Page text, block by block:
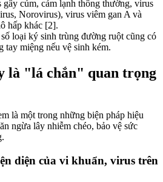
gây cúm, cảm lạnh thông thường, virus
Norovirus), virus viêm gan A và
hấp khác [2].
loại ký sinh trùng đường ruột cũng có
tay miệng nếu vệ sinh kém.
là "lá chắn" quan trọng
là một trong những biện pháp hiệu
ngừa lây nhiễm chéo, bảo vệ sức
diện của vi khuẩn, virus trên